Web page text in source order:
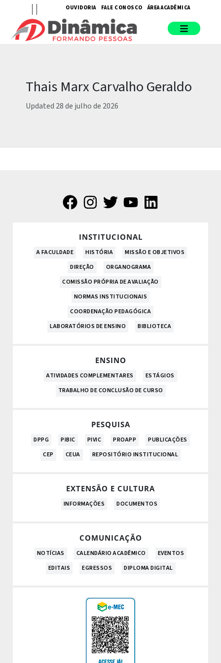
OUVIDORIA FALE CONOSCO ÁREA ACADÊMICA
Thais Marx Carvalho Geraldo
Updated 28 de julho de 2026
INSTITUCIONAL
A FACULDADE HISTÓRIA
MISSÃO E OBJETIVOS
DIREÇÃO
ORGANOGRAMA
COMISSÃO PRÓPRIA DE AVALIAÇÃO
NORMAS INSTITUCIONAIS
COORDENAÇÃO PEDAGÓGICA
LABORATÓRIOS DE ENSINO
BIBLIOTECA
ENSINO
ATIVIDADES COMPLEMENTARES
ESTÁGIOS
TRABALHO DE CONCLUSÃO DE CURSO
PESQUISA
DPPG PIBIC PIVIC PROAPP
PUBLICAÇÕES
CEP
CEUA REPOSITÓRIO INSTITUCIONAL
EXTENSÃO E CULTURA
INFORMAÇÕES DOCUMENTOS
COMUNICAÇÃO
NOTÍCIAS CALENDÁRIO ACADÊMICO
EVENTOS
EDITAIS
EGRESSOS DIPLOMA DIGITAL